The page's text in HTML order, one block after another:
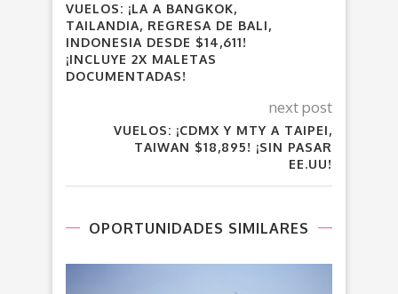
VUELOS: ¡LA A BANGKOK,
TAILANDIA, REGRESA DE BALI,
INDONESIA DESDE $14,611!
¡INCLUYE 2X MALETAS
DOCUMENTADAS!
next post
VUELOS: ¡CDMX Y MTY A TAIPEI,
TAIWAN $18,895! ¡SIN PASAR
EE.UU!
OPORTUNIDADES SIMILARES